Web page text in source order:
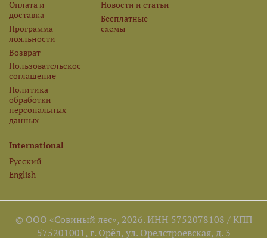
Оплата и
доставка
Программа
лояльности
Возврат
Пользовательское
соглашение
Политика
обработки
персональных
данных
Новости и статьи
Бесплатные
схемы
International
Русский
English
© ООО «Совиный лес», 2026. ИНН 5752078108 / КПП
575201001, г. Орёл, ул. Орелстроевская, д. 3